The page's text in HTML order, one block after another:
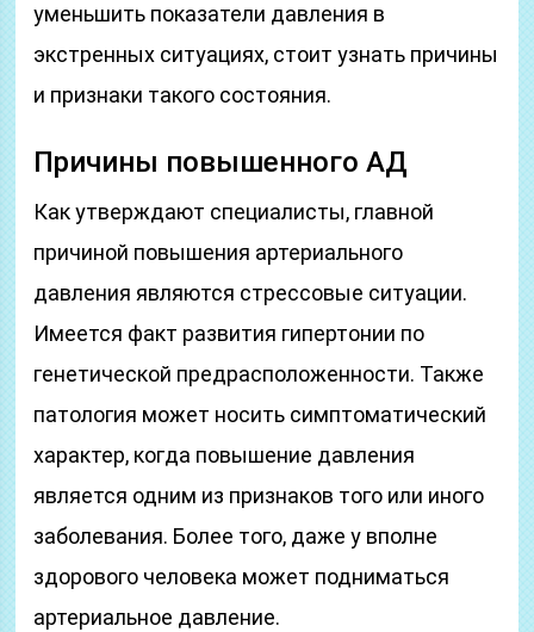
уменьшить показатели давления в
экстренных ситуациях, стоит узнать причины
и признаки такого состояния.
Причины повышенного АД
Как утверждают специалисты, главной
причиной повышения артериального
давления являются стрессовые ситуации.
Имеется факт развития гипертонии по
генетической предрасположенности. Также
патология может носить симптоматический
характер, когда повышение давления
является одним из признаков того или иного
заболевания. Более того, даже у вполне
здорового человека может подниматься
артериальное давление.